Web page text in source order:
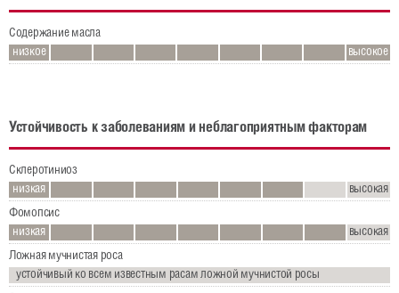
Содержание масла
низкое
высокое
Устойчивость к заболеваниям и неблагоприятным факторам
Склеротиниоз
низкая
высокая
Фомопсис
низкая
высокая
Ложная мучнистая роса
устойчивый ко всем известным расам ложной мучнистой росы
Карта сайта
English
Deutsch